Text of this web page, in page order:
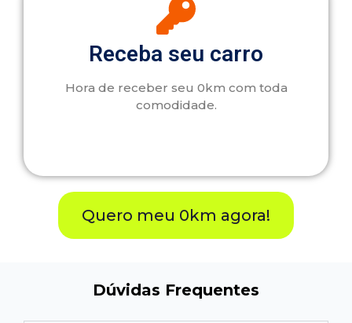
Receba seu carro
Hora de receber seu 0km com toda
comodidade.
Quero meu 0km agora!
Dúvidas Frequentes